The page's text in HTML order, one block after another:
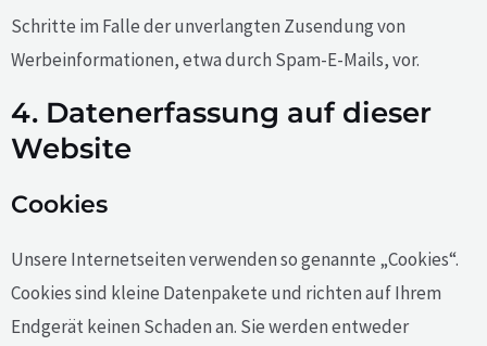
Schritte im Falle der unverlangten Zusendung von
Werbeinformationen, etwa durch Spam-E-Mails, vor.
4. Datenerfassung auf dieser
Website
Cookies
Unsere Internetseiten verwenden so genannte „Cookies“.
Cookies sind kleine Datenpakete und richten auf Ihrem
Endgerät keinen Schaden an. Sie werden entweder